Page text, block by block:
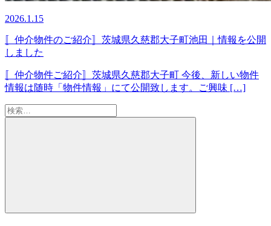
2026.1.15
〚仲介物件のご紹介〛茨城県久慈郡大子町池田｜情報を公開
しました
〚仲介物件ご紹介〛茨城県久慈郡大子町 今後、新しい物件
情報は随時「物件情報」にて公開致します。ご興味 […]
検
索: